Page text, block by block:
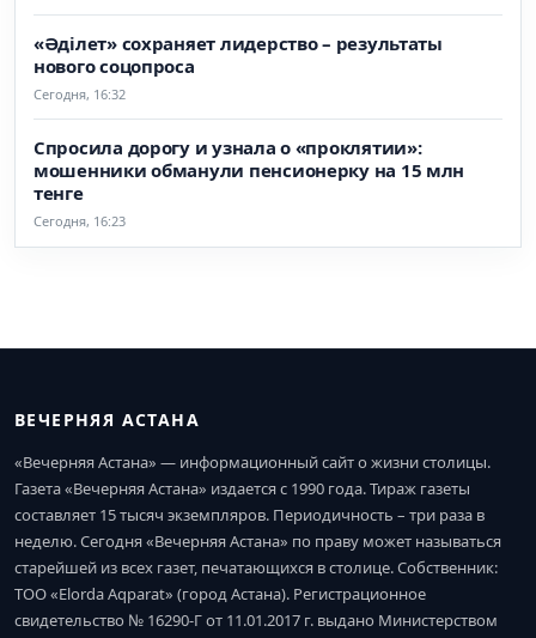
«Әділет» сохраняет лидерство – результаты
нового соцопроса
Сегодня, 16:32
Спросила дорогу и узнала о «проклятии»:
мошенники обманули пенсионерку на 15 млн
тенге
Сегодня, 16:23
ВЕЧЕРНЯЯ АСТАНА
«Вечерняя Астана» — информационный сайт о жизни столицы.
Газета «Вечерняя Астана» издается с 1990 года. Тираж газеты
составляет 15 тысяч экземпляров. Периодичность – три раза в
неделю. Сегодня «Вечерняя Астана» по праву может называться
старейшей из всех газет, печатающихся в столице. Собственник:
ТОО «Elorda Aqparat» (город Астана). Регистрационное
свидетельство № 16290-Г от 11.01.2017 г. выдано Министерством